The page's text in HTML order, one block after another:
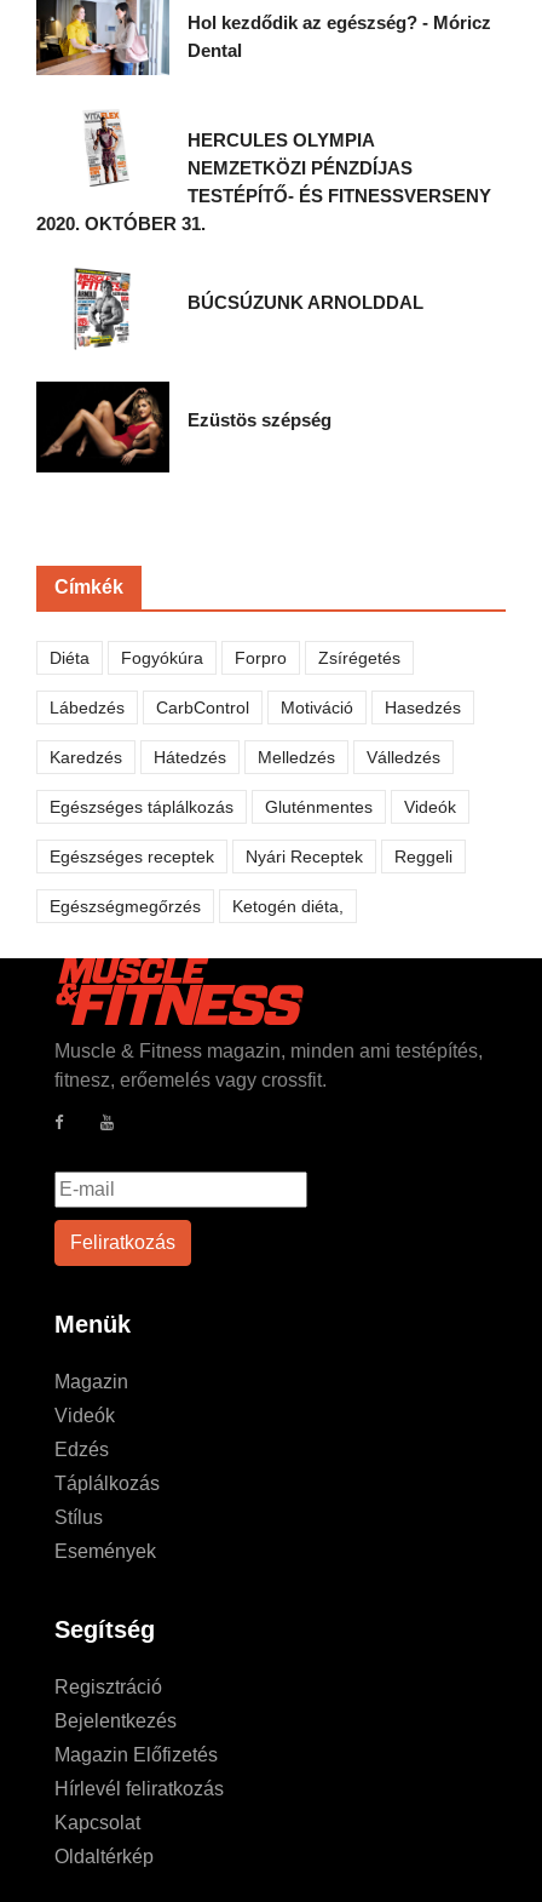
Hol kezdődik az egészség? - Móricz
Dental
HERCULES OLYMPIA
NEMZETKÖZI PÉNZDÍJAS
TESTÉPÍTŐ- ÉS FITNESSVERSENY
2020. OKTÓBER 31.
BÚCSÚZUNK ARNOLDDAL
Ezüstös szépség
Címkék
Diéta Fogyókúra Forpro Zsírégetés
Lábedzés CarbControl Motiváció Hasedzés
Karedzés Hátedzés Melledzés Válledzés
Egészséges táplálkozás Gluténmentes Videók
Egészséges receptek Nyári Receptek Reggeli
Egészségmegőrzés Ketogén diéta,
Muscle & Fitness magazin, minden ami testépítés,
fitnesz, erőemelés vagy crossfit.
Menük
Magazin
Videók
Edzés
Táplálkozás
Stílus
Események
Segítség
Regisztráció
Bejelentkezés
Magazin Előfizetés
Hírlevél feliratkozás
Kapcsolat
Oldaltérkép